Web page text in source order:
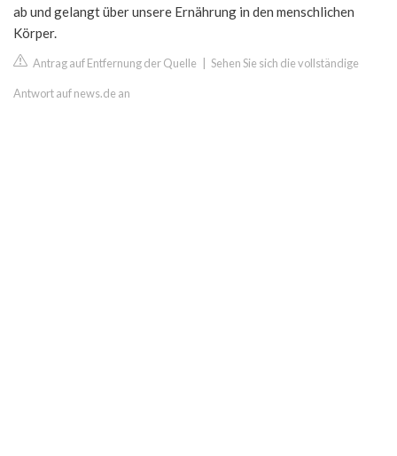
ab und gelangt über unsere Ernährung in den menschlichen
Körper.
Antrag auf Entfernung der Quelle Sehen Sie sich die vollständige
Antwort auf news.de an